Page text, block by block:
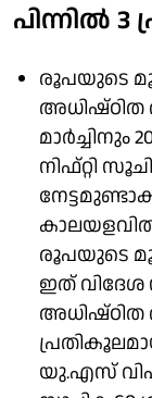
പിന്നിൽ
രൂപയുടെ
അധിഷ്ഠിത
മാർച്ചിനും
നിഫ്റ്റി
രൂപയുടെ
ഇത്
അധിഷ്ഠിത
യു.എസ്